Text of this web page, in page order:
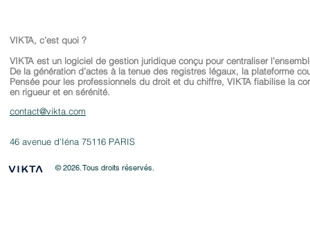
VIKTA, c’est quoi ?
VIKTA est un logiciel de gestion juridique conçu pour centraliser
De la génération d’actes à la tenue des registres légaux, la plateforme
Pensée pour les professionnels du droit et du chiffre, VIKTA fiabilise la
en rigueur et en sérénité.
contact@vikta.com
46 avenue d'Iéna 75116 PARIS
© 2026. Tous droits réservés.